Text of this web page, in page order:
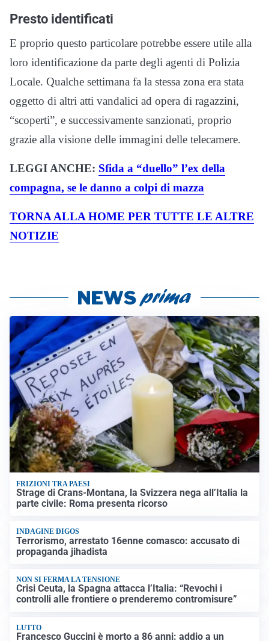
Presto identificati
E proprio questo particolare potrebbe essere utile alla
loro identificazione da parte degli agenti di Polizia
Locale. Qualche settimana fa la stessa zona era stata
oggetto di altri atti vandalici ad opera di ragazzini,
“scoperti”, e successivamente sanzionati, proprio
grazie alla visione delle immagini delle telecamere.
LEGGI ANCHE: Sfida a “duello” l’ex della
compagna, se le danno a colpi di mazza
TORNA ALLA HOME PER TUTTE LE ALTRE
NOTIZIE
FRIZIONI TRA PAESI
Strage di Crans-Montana, la Svizzera nega all’Italia la
parte civile: Roma presenta ricorso
INDAGINE DIGOS
Terrorismo, arrestato 16enne comasco: accusato di
propaganda jihadista
NON SI FERMA LA TENSIONE
Crisi Ceuta, la Spagna attacca l’Italia: “Revochi i
controlli alle frontiere o prenderemo contromisure”
LUTTO
Francesco Guccini è morto a 86 anni: addio a un